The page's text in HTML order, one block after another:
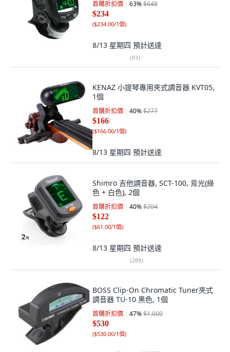
首購折扣價 63%$648
$234
($234.00/1個)
8/13 星期四 預計送達
(93)
KENAZ 小提琴專用夾式調音器 KVT05,
1個
首購折扣價 40%$277
$166
($166.00/1個)
8/13 星期四 預計送達
Shimro 吉他調音器, SCT-100, 背光(綠
色 + 白色), 2個
首購折扣價 40%$204
$122
($61.00/1個)
8/13 星期四 預計送達
(289)
BOSS Clip-On Chromatic Tuner夾式
調音器 TU-10 黑色, 1個
首購折扣價 47%$1,000
$530
($530.00/1個)